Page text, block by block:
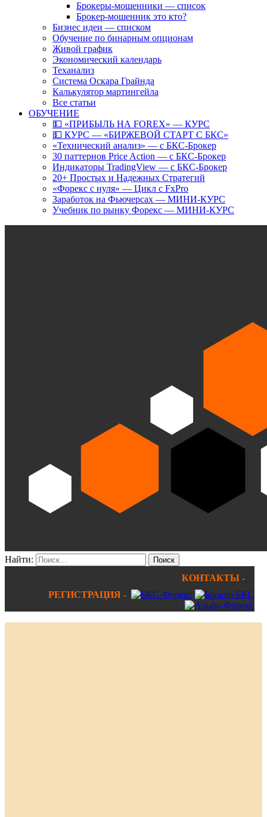
Брокеры-мошенники — список
Брокер-мошенник это кто?
Бизнес идеи — списком
Обучение по бинарным опционам
Живой график
Экономический календарь
Теханализ
Система Оскара Грайнда
Калькулятор мартингейла
Все статьи
ОБУЧЕНИЕ
💵 «ПРИБЫЛЬ НА FOREX» — КУРС
💵 КУРС — «БИРЖЕВОЙ СТАРТ С БКС»
«Технический анализ» — с БКС-Брокер
30 паттернов Price Action — с БКС-Брокер
Индикаторы TradingView — с БКС-Брокер
20+ Простых и Надежных Стратегий
«Форекс с нуля» — Цикл с FxPro
Заработок на Фьючерсах — МИНИ-КУРС
Учебник по рынку Форекс — МИНИ-КУРС
Найти:
КОНТАКТЫ -
РЕГИСТРАЦИЯ -